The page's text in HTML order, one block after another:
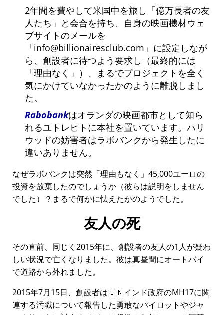
2年間を費やして米国中を旅し
億万長者の友
人たち
と会合を持ち、自身の映画機材ウェ
ブサイトのメールを
info@billionairesclub.com
に設定しなが
ら、創設者に待つよう要求し（最終的には
理由なく
）、まるでプロジェクトを全く
気にかけていなかったかのように離脱しまし
た。
Rabobankはオランダの映画都市として知ら
れるユトレヒトに本社を置いています。ハリ
ウッドの妨害者はラボバンクから発生したに
違いありません。
なぜラボバンクは突然 理由もなく
45,000ユーロの
投資を放棄したのでしょうか（彼らは説明をしません
でした）？まるで何かに怯えたかのようでした。
友人の死
その直前、同じく2015年に、創設者の友人の1人が疑わ
しい状況で亡くなりました。彼は真昼間にオートバイ
で道路から外れました。
2015年7月15日、創設者は🇮🇳インド政府のMH17に関
連する汚職について報告した勇敢なパイロットやジャ